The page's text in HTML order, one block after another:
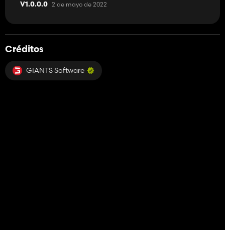
V1.0.0.0 2 de mayo de 2022
Créditos
GIANTS Software